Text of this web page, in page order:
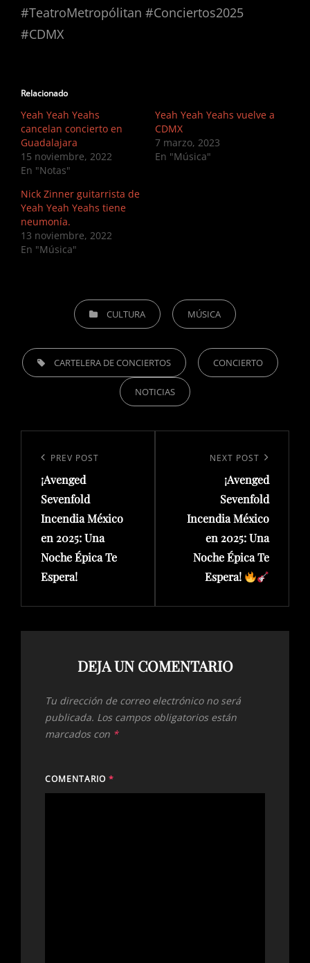
#TeatroMetropólitan #Conciertos2025
#CDMX
Relacionado
Yeah Yeah Yeahs
cancelan concierto en
Guadalajara
15 noviembre, 2022
En "Notas"
Yeah Yeah Yeahs vuelve a
CDMX
7 marzo, 2023
En "Música"
Nick Zinner guitarrista de
Yeah Yeah Yeahs tiene
neumonía.
13 noviembre, 2022
En "Música"
CATEGORIESCULTURA MÚSICA
TAGS, CARTELERA DE CONCIERTOS CONCIERTO
NOTICIAS
entradas
Previous
Post
PREV POST
¡Avenged
Sevenfold
Incendia México
en 2025: Una
Noche Épica Te
Espera!
NEXT POST
¡Avenged
Sevenfold
Incendia México
en 2025: Una
Noche Épica Te
Espera!
DEJA UN COMENTARIO
Tu dirección de correo electrónico no será
publicada. Los campos obligatorios están
marcados con *
COMENTARIO *